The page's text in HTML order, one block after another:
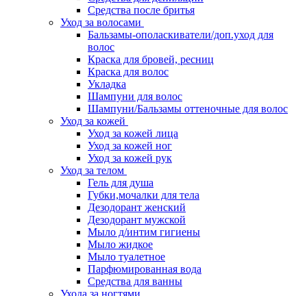
Средства после бритья
Уход за волосами
Бальзамы-ополаскиватели/доп.уход для
волос
Краска для бровей, ресниц
Краска для волос
Укладка
Шампуни для волос
Шампуни/Бальзамы оттеночные для волос
Уход за кожей
Уход за кожей лица
Уход за кожей ног
Уход за кожей рук
Уход за телом
Гель для душа
Губки,мочалки для тела
Дезодорант женский
Дезодорант мужской
Мыло д/интим гигиены
Мыло жидкое
Мыло туалетное
Парфюмированная вода
Средства для ванны
Ухода за ногтями